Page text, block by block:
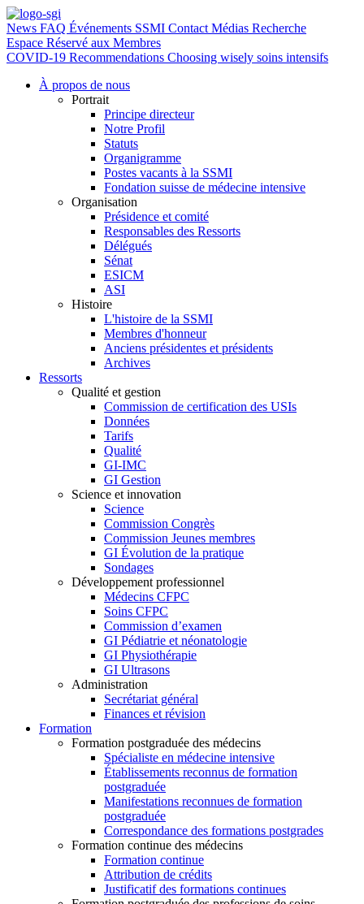
News FAQ Événements SSMI Contact Médias Recherche
Espace Réservé aux Membres
COVID-19 Recommendations Choosing wisely soins intensifs
À propos de nous
Portrait
Principe directeur
Notre Profil
Statuts
Organigramme
Postes vacants à la SSMI
Fondation suisse de médecine intensive
Organisation
Présidence et comité
Responsables des Ressorts
Délégués
Sénat
ESICM
ASI
Histoire
L'histoire de la SSMI
Membres d'honneur
Anciens présidentes et présidents
Archives
Ressorts
Qualité et gestion
Commission de certification des USIs
Données
Tarifs
Qualité
GI-IMC
GI Gestion
Science et innovation
Science
Commission Congrès
Commission Jeunes membres
GI Évolution de la pratique
Sondages
Développement professionnel
Médecins CFPC
Soins CFPC
Commission d’examen
GI Pédiatrie et néonatologie
GI Physiothérapie
GI Ultrasons
Administration
Secrétariat général
Finances et révision
Formation
Formation postgraduée des médecins
Spécialiste en médecine intensive
Établissements reconnus de formation
postgraduée
Manifestations reconnues de formation
postgraduée
Correspondance des formations postgrades
Formation continue des médecins
Formation continue
Attribution de crédits
Justificatif des formations continues